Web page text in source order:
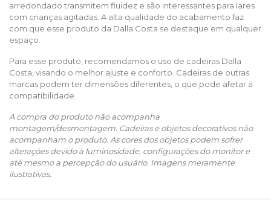
arredondado transmitem fluidez e são interessantes para lares
com crianças agitadas. A alta qualidade do acabamento faz
com que esse produto da Dalla Costa se destaque em qualquer
espaço.
Para esse produto, recomendamos o uso de cadeiras Dalla
Costa, visando o melhor ajuste e conforto. Cadeiras de outras
marcas podem ter dimensões diferentes, o que pode afetar a
compatibilidade.
A compra do produto não acompanha
montagem/desmontagem. Cadeiras e objetos decorativos não
acompanham o produto. As cores dos objetos podem sofrer
alterações devido à luminosidade, configurações do monitor e
até mesmo a percepção do usuário. Imagens meramente
ilustrativas.